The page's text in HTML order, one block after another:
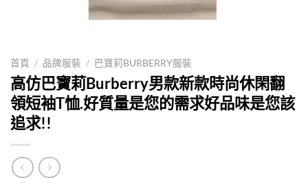
首頁 / 品牌服裝 / 巴寶莉BURBERRY服裝
高仿巴寶莉Burberry男款新款時尚休閑翻
領短袖T恤.好質量是您的需求好品味是您該
追求!!